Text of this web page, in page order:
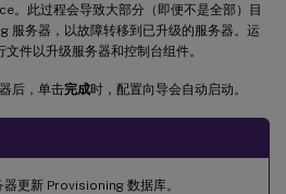
此过程会导致大部分（即便不是全部）目
服务器，以故障转移到已升级的服务器。运
件以升级服务器和控制台组件。
后，单击完成时，配置向导会自动启动。
更新 Provisioning 数据库。